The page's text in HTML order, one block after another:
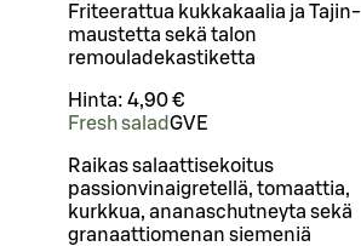
Friteerattua kukkakaalia ja Tajin-
maustetta sekä talon
remouladekastiketta
Hinta: 4,90 €
Fresh saladGVE
Raikas salaattisekoitus
passionvinaigretellä, tomaattia,
kurkkua, ananaschutneyta sekä
granaattiomenan siemeniä